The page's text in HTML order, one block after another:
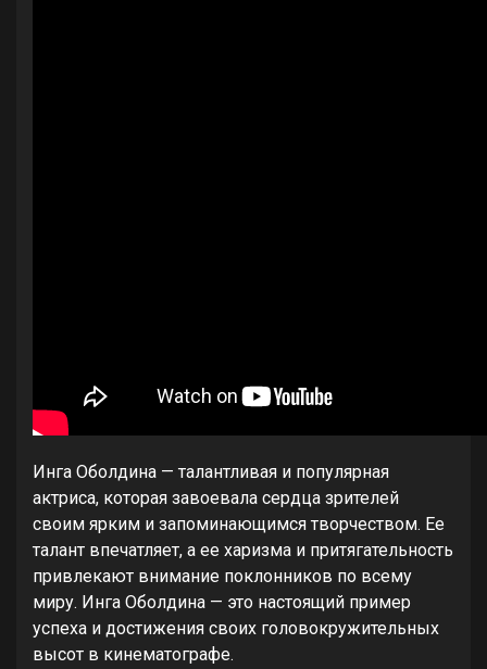
Инга Оболдина — талантливая и популярная
актриса, которая завоевала сердца зрителей
своим ярким и запоминающимся творчеством. Ее
талант впечатляет, а ее харизма и притягательность
привлекают внимание поклонников по всему
миру. Инга Оболдина — это настоящий пример
успеха и достижения своих головокружительных
высот в кинематографе.